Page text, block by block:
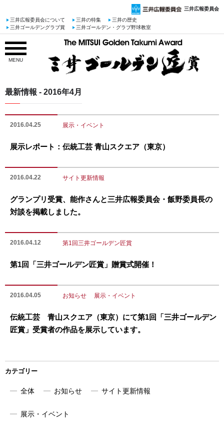
三井広報委員会
三井広報委員会について 三井の特集
三井の歴史
三井ゴールデングラブ賞
三井ゴールデン・グラブ野球教室
MENU
最新情報 - 2016年4月
2016.04.25 展示・イベント
展示レポート：伝統工芸 青山スクエア（東京）
2016.04.22 サイト更新情報
グランプリ受賞、能作さんと三井広報委員会・飯野委員長の
対談を掲載しました。
2016.04.12 第1回三井ゴールデン匠賞
第1回「三井ゴールデン匠賞」贈賞式開催！
2016.04.05 お知らせ 展示・イベント
伝統工芸 青山スクエア（東京）にて第1回「三井ゴールデン
匠賞」受賞者の作品を展示しています。
カテゴリー
全体 お知らせ サイト更新情報
展示・イベント